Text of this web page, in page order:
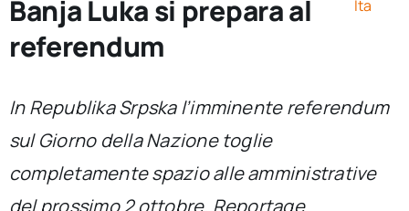
Ricerca e divulgazione
Sezioni
Chi siamo
Banja Luka si prepara al
referendum
Ita
In Republika Srpska l’imminente referendum
sul Giorno della Nazione toglie
completamente spazio alle amministrative
del prossimo 2 ottobre. Reportage